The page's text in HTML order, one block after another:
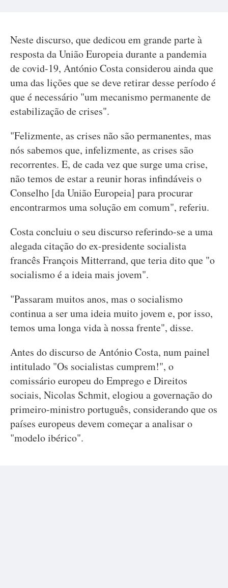
Neste discurso, que dedicou em grande parte à
resposta da União Europeia durante a pandemia
de covid-19, António Costa considerou ainda que
uma das lições que se deve retirar desse período é
que é necessário "um mecanismo permanente de
estabilização de crises".
"Felizmente, as crises não são permanentes, mas
nós sabemos que, infelizmente, as crises são
recorrentes. E, de cada vez que surge uma crise,
não temos de estar a reunir horas infindáveis o
Conselho [da União Europeia] para procurar
encontrarmos uma solução em comum", referiu.
Costa concluiu o seu discurso referindo-se a uma
alegada citação do ex-presidente socialista
francês François Mitterrand, que teria dito que "o
socialismo é a ideia mais jovem".
"Passaram muitos anos, mas o socialismo
continua a ser uma ideia muito jovem e, por isso,
temos uma longa vida à nossa frente", disse.
Antes do discurso de António Costa, num painel
intitulado "Os socialistas cumprem!", o
comissário europeu do Emprego e Direitos
sociais, Nicolas Schmit, elogiou a governação do
primeiro-ministro português, considerando que os
países europeus devem começar a analisar o
"modelo ibérico".